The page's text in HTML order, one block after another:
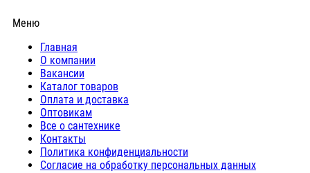
Меню
Главная
О компании
Вакансии
Каталог товаров
Оплата и доставка
Оптовикам
Все о сантехнике
Контакты
Политика конфиденциальности
Согласие на обработку персональных данных